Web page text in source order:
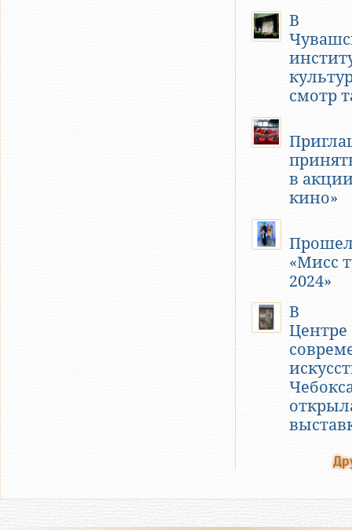
В
смотр
в
кино»
«Мисс
2024»
В
Центре